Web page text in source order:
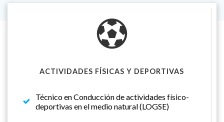
ACTIVIDADES FÍSICAS Y DEPORTIVAS
Técnico en Conducción de actividades físico-
deportivas en el medio natural (LOGSE)